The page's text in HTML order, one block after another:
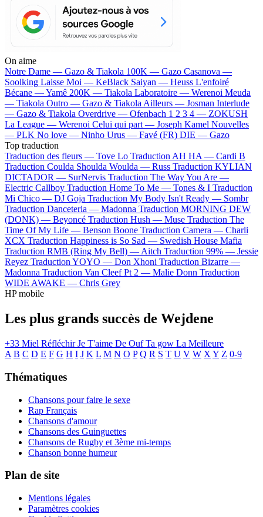
On aime
Notre Dame — Gazo & Tiakola 100K — Gazo Casanova —
Soolking Laisse Moi — KeBlack Saiyan — Heuss L'enfoiré
Bécane —Yamê 200K — Tiakola Laboratoire — Werenoi Meuda
— Tiakola Outro — Gazo & TiakolaAilleurs — Josman Interlude
— Gazo & Tiakola Overdrive — Ofenbach 1 2 3 4 — ZOKUSH
La League — Werenoi Celui qui part — Joseph Kamel Nouvelles
— PLK No love — Ninho Urus — Favé (FR) DIE — Gazo
Top traduction
Traduction des fleurs — Tove Lo Traduction AH HA — Cardi B
Traduction Coulda Shoulda Woulda — Russ Traduction KYLIAN
DICTADOR — SurNervis Traduction The Way You Are —
Electric Callboy Traduction Home To Me — Tones & I Traduction
Mi Chico — DJ Goja Traduction My Body Isn't Ready — Sombr
Traduction Danceteria — Madonna Traduction MORNING DEW
(DONK) — Beyoncé Traduction Hush — Muse Traduction The
Time Of My Life — Benson Boone Traduction Camera — Charli
XCX Traduction Happiness is So Sad — Swedish House Mafia
Traduction RMB (Ring My Bell) —Aitch Traduction 99% — Jessie
Reyez Traduction YOYO — Don Xhoni Traduction Bizarre —
Madonna Traduction Van Cleef Pt 2 — Malie Donn Traduction
WIDE AWAKE — Chris Grey
HP mobile
Les plus grands succès de Wejdene
+33 Miel RéfléchirJe T'aime De OufTa gow La Meilleure
A B C D E F G H I J K L M N O P Q R S T U V W X Y Z 0-9
Thématiques
Chansons pour faire le sexe
Rap Français
Chansons d'amour
Chansons des Guinguettes
Chansons de Rugby et 3ème mi-temps
Chanson bonne humeur
Plan de site
Mentions légales
Paramètres cookies